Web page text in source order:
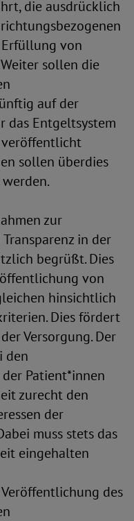
die ausdrücklich
von
sollen die
auf der
das Entgeltsystem
veröffentlicht
sollen überdies
zur
in der
begrüßt. Dies
von
hinsichtlich
Dies fördert
Versorgung. Der
den
Patient*innen
zurecht den
der
muss stets das
eingehalten
des